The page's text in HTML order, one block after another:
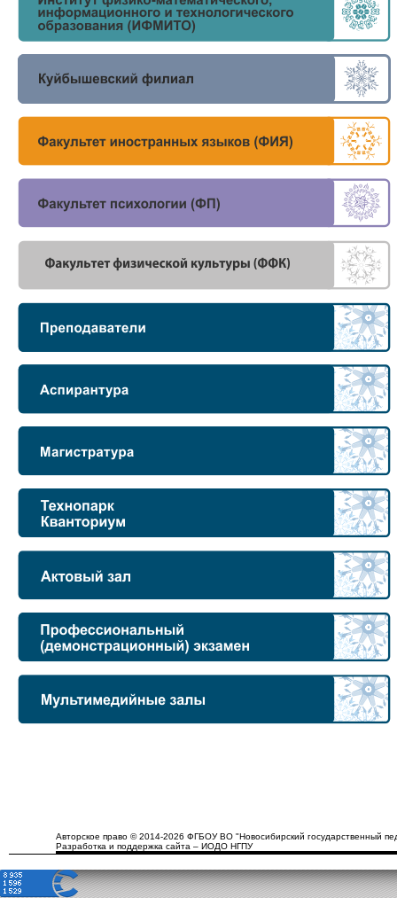
Авторское право © 2014-2026 ФГБОУ ВО "Новосибирский государственный
Разработка и поддержка сайта – ИОДО НГПУ